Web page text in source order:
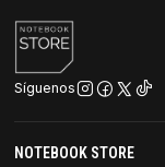
Síguenos
NOTEBOOK STORE